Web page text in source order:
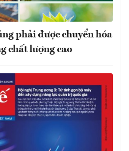
phải được chuyển hóa
chất lượng cao